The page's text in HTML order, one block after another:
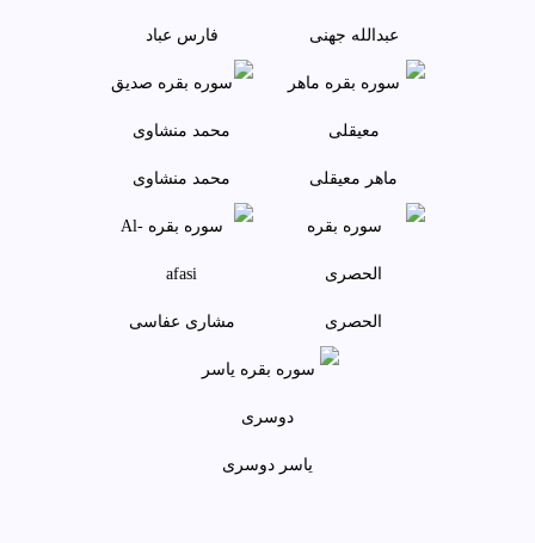
عبدالله جهنی فارس عباد
ماهر معيقلی محمد منشاوی
الحصری مشاری عفاسی
ياسر دوسری